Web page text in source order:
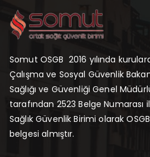
Somut OSGB 2016 yılında
Çalışma ve Sosyal Güvenlik
Sağlığı ve Güvenliği Genel
tarafından 2523 Belge Numarası
Sağlık Güvenlik Birimi olarak
belgesi almıştır.